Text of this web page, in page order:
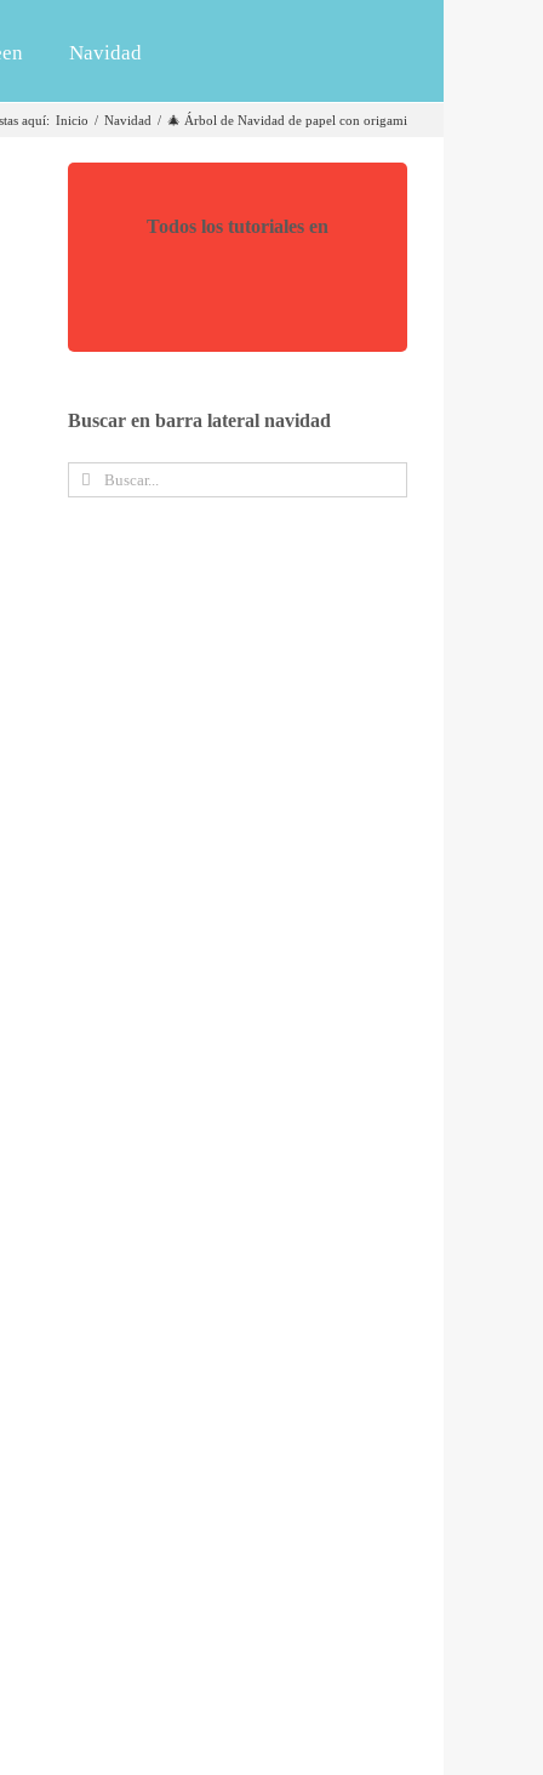
Navidad
aquí: Inicio / Navidad / 🎄 Árbol de Navidad de papel con origami
Todos los tutoriales en
Buscar en barra lateral navidad
Buscar: